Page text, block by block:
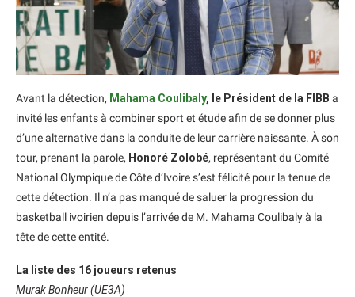
Avant la détection, Mahama Coulibaly, le Président de la FIBB a
invité les enfants à combiner sport et étude afin de se donner plus
d’une alternative dans la conduite de leur carrière naissante. À son
tour, prenant la parole, Honoré Zolobé, représentant du Comité
National Olympique de Côte d’Ivoire s’est félicité pour la tenue de
cette détection. Il n’a pas manqué de saluer la progression du
basketball ivoirien depuis l’arrivée de M. Mahama Coulibaly à la
tête de cette entité.
La liste des 16 joueurs retenus
Murak Bonheur (UE3A)